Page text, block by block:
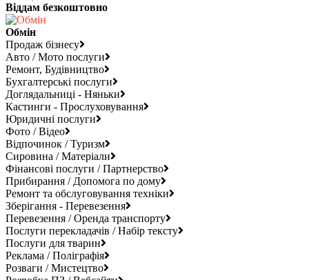
Віддам безкоштовно
Обмін
Продаж бізнесу
Авто / Мото послуги
Ремонт, Будівництво
Бухгалтерські послуги
Доглядальниці - Няньки
Кастинги - Прослуховування
Юридичні послуги
Фото / Відео
Відпочинок / Туризм
Сировина / Матеріали
Фінансові послуги / Партнерство
Прибирання / Допомога по дому
Ремонт та обслуговування техніки
Зберігання - Перевезення
Перевезення / Оренда транспорту
Послуги перекладачів / Набір тексту
Послуги для тварин
Реклама / Поліграфія
Розваги / Мистецтво